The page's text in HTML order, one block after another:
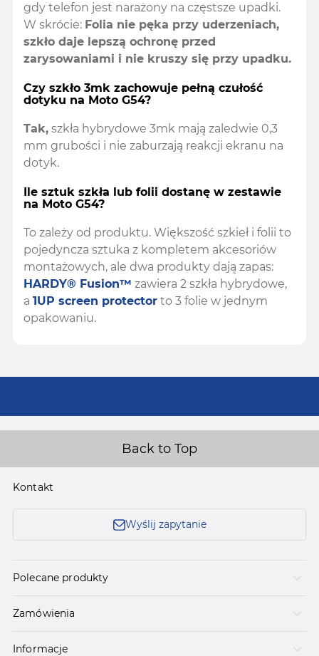
gdy telefon jest narażony na częstsze upadki.
W skrócie: Folia nie pęka przy uderzeniach,
szkło daje lepszą ochronę przed
zarysowaniami i nie kruszy się przy upadku.
Czy szkło 3mk zachowuje pełną czułość
dotyku na Moto G54?
Tak, szkła hybrydowe 3mk mają zaledwie 0,3
mm grubości i nie zaburzają reakcji ekranu na
dotyk.
Ile sztuk szkła lub folii dostanę w zestawie
na Moto G54?
To zależy od produktu. Większość szkieł i folii to
pojedyncza sztuka z kompletem akcesoriów
montażowych, ale dwa produkty dają zapas:
HARDY® Fusion™ zawiera 2 szkła hybrydowe,
a 1UP screen protector to 3 folie w jednym
opakowaniu.
Back to Top
Kontakt
Wyślij zapytanie
Polecane produkty
Zamówienia
Informacje